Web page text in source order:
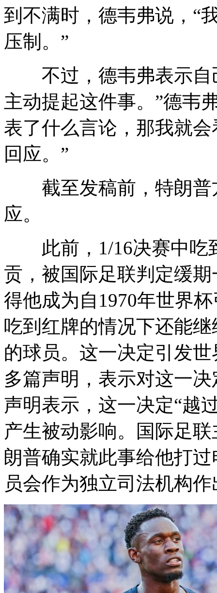
到不满时，德韦弗说，“
压制。”
不过，德韦弗表示自
主动提起这件事。”德韦
表了什么言论，那我就
回应。”
截至发稿前，特朗普
应。
此前，1/16决赛中吃
贡，被国际足联判定缓
得他成为自1970年世界
吃到红牌的情况下还能
的球员。这一决定引发
多篇声明，表示对这一
声明表示，这一决定“越
产生被动影响。国际足
朗普确实就此事给他打
员会作为独立司法机构